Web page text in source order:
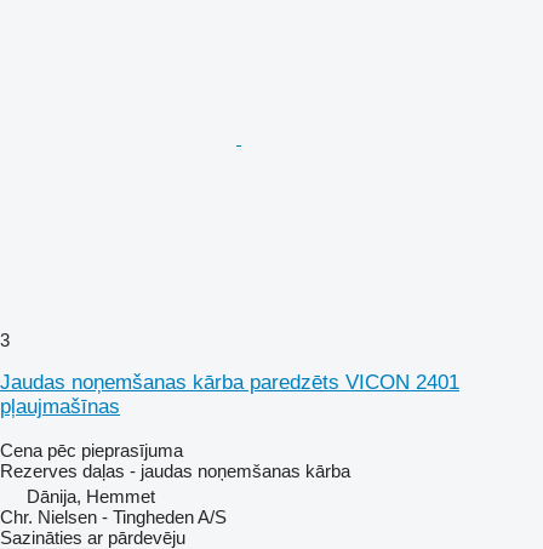
3
Jaudas noņemšanas kārba paredzēts VICON 2401
pļaujmašīnas
Cena pēc pieprasījuma
Rezerves daļas - jaudas noņemšanas kārba
Dānija, Hemmet
Chr. Nielsen - Tingheden A/S
Sazināties ar pārdevēju